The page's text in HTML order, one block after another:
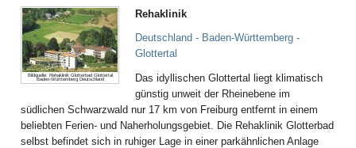
Bildquelle: Rehaklinik Glotterbad Glottertal
Baden-Württemberg Deutschland
Rehaklinik
Deutschland - Baden-Württemberg -
Glottertal
Das idyllischen Glottertal liegt klimatisch
günstig unweit der Rheinebene im
südlichen Schwarzwald nur 17 km von Freiburg entfernt in einem
beliebten Ferien- und Naherholungsgebiet. Die Rehaklinik Glotterbad
selbst befindet sich in ruhiger Lage in einer parkähnlichen Anlage